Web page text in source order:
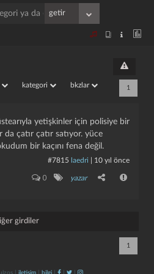
kategori bkzlar 1
yetişkinler için polisiye bir
da çatır çatır satıyor. yüce
bir kaçını fena değil.
#7815 laedri 10 yıl önce
0 yazar
girdiler
1
| iletişim| bilgi| | |